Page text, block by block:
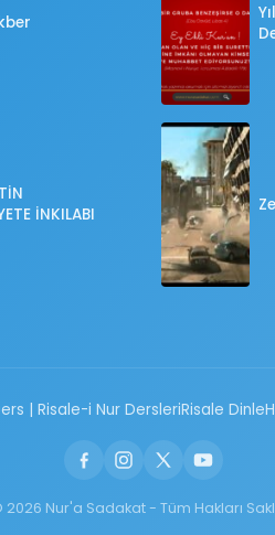
İNKILABI
| Risale-i Nur DersleriRisale Dinle
2026 Nur'a Sadakat - Tüm Hakları